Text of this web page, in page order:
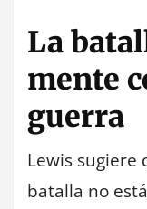
La
mente
guerra
Lewis sugiere
batalla no